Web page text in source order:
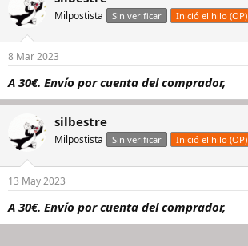
Milpostista Sin verificar Inició el hilo (OP)
8 Mar 2023
A 30€. Envío por cuenta del comprador,
silbestre
Milpostista Sin verificar Inició el hilo (OP)
13 May 2023
A 30€. Envío por cuenta del comprador,